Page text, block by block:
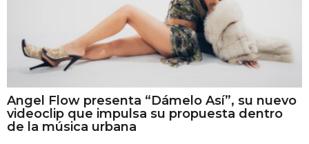
Angel Flow presenta “Dámelo Así”, su nuevo
videoclip que impulsa su propuesta dentro
de la música urbana